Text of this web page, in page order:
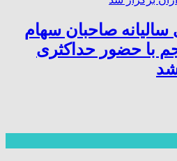
صاحبان سهام
با حضور حداکثری
شد